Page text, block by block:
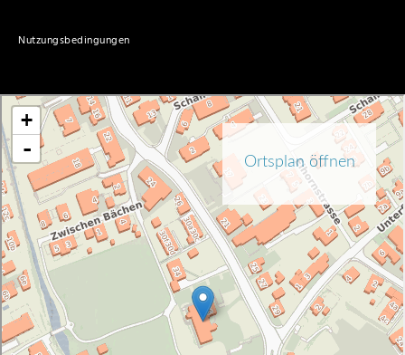
Nutzungsbedingungen